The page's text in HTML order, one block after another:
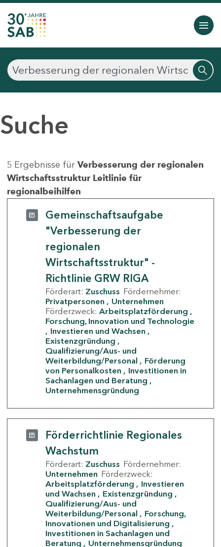
Suche
5 Ergebnisse für Verbesserung der regionalen
Wirtschaftsstruktur Leitlinie für
regionalbeihilfen
Gemeinschaftsaufgabe
"Verbesserung der
regionalen
Wirtschaftsstruktur" -
Richtlinie GRW RIGA
Förderart: Zuschuss Fördernehmer:
Privatpersonen
Unternehmen
Förderzweck: Arbeitsplatzförderung
Forschung, Innovation und Technologie
Investieren und Wachsen
Existenzgründung
Qualifizierung/Aus- und
Weiterbildung/Personal
Förderung
von Personalkosten
Investitionen in
Sachanlagen und Beratung
Unternehmensgründung
Förderrichtlinie Regionales
Wachstum
Förderart: Zuschuss Fördernehmer:
Unternehmen Förderzweck:
Arbeitsplatzförderung
Investieren
und Wachsen
Existenzgründung
Qualifizierung/Aus- und
Weiterbildung/Personal
Forschung,
Innovationen und Digitalisierung
Investitionen in Sachanlagen und
Beratung
Unternehmensgründung